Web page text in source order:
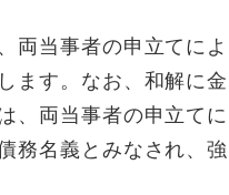
両当事者の申立てによ
ます。なお、和解に金
、両当事者の申立てに
務名義とみなされ、強